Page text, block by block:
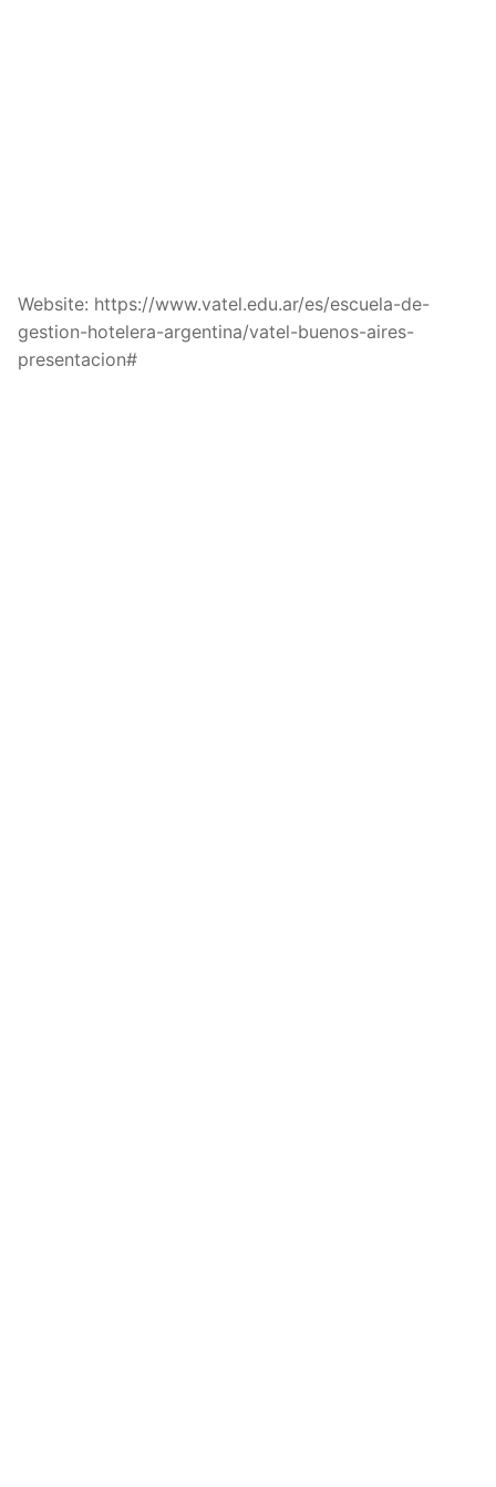
Website: https://www.vatel.edu.ar/es/escuela-de-
gestion-hotelera-argentina/vatel-buenos-aires-
presentacion#